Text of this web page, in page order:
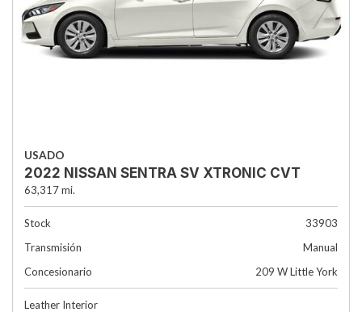
USADO
2022 NISSAN SENTRA SV XTRONIC CVT
63,317 mi.
Stock
33903
Transmisión
Manual
Concesionario
209 W Little York
Leather Interior